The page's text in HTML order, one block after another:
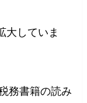
大していま
務書籍の読み